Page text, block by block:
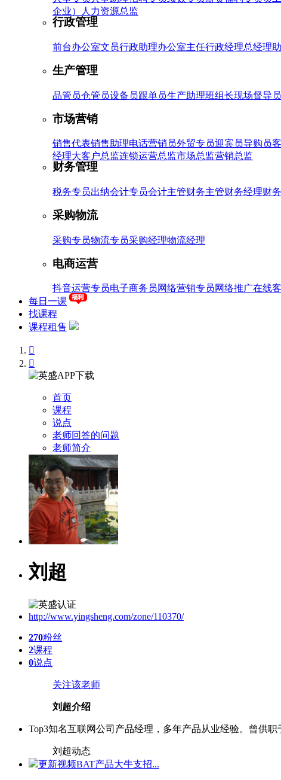
企业）
人力资源总监
行政管理
前台办公室文员行政助理办公室主任行政经理总经理
生产管理
品管员仓管员设备员跟单员生产助理班组长现场督导员
市场营销
销售代表销售助理电话营销员外贸专员迎宾员导购员
经理大客户总监连锁运营总监市场总监营销总监
财务管理
税务专员出纳会计专员会计主管财务主管财务经理财
采购物流
采购专员物流专员采购经理物流经理
电商运营
抖音运营专员电子商务员网络营销专员网络推广在线
每日一课
找课程
课程租售


首页
课程
说点
老师回答的问题
老师简介
刘超
http://www.yingsheng.com/zone/110370/
270粉丝
2课程
0说点
关注该老师
刘超介绍
Top3知名互联网公司产品经理，多年产品从业经验。曾供职
刘超动态
更新视频BAT产品大牛支招...